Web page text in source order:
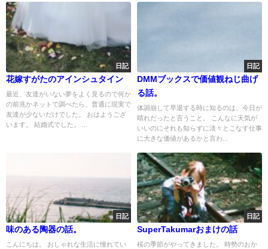
日記
花嫁すがたのアインシュタイン
最近、友達がいない夢をよく見るので何か
の前兆かネットで調べたら、普通に現実で
友達が少ないだけでした。 おはようござ
います。 結婚式でした。 ...
日記
DMMブックスで価値観ねじ曲げ
る話。
体調崩して早退する時に知るのは、今日が
晴れだったと言うこと。 こんなに天気が
いいのにそれも知らずに淡々とこなす仕事
に大きな価値があるかと言わ...
日記
味のある陶器の話。
こんにちは。 おしゃれな生活に憧れてい
日記
SuperTakumarおまけの話
桜の季節がやってきました。 時勢のおか